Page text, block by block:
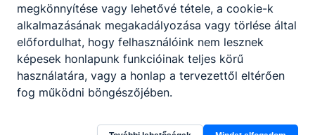
megkönnyítése vagy lehetővé tétele, a cookie-k
alkalmazásának megakadályozása vagy törlése által
előfordulhat, hogy felhasználóink nem lesznek
képesek honlapunk funkcióinak teljes körű
használatára, vagy a honlap a tervezettől eltérően
fog működni böngészőjében.